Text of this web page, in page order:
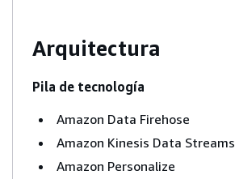
Arquitectura
Pila de tecnología
Amazon Data Firehose
Amazon Kinesis Data Streams
Amazon Personalize